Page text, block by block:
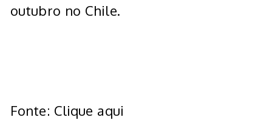
outubro no Chile.
Fonte: Clique aqui